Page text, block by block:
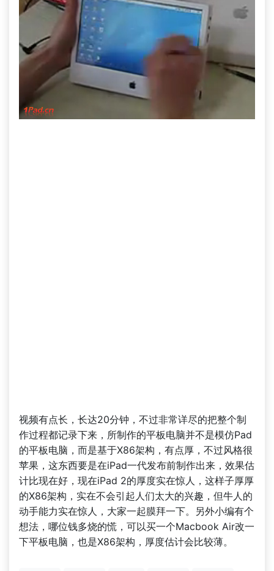
视频有点长，长达20分钟，不过非常详尽的把整个制
作过程都记录下来，所制作的平板电脑并不是模仿Pad
的平板电脑，而是基于X86架构，有点厚，不过风格很
苹果，这东西要是在iPad一代发布前制作出来，效果估
计比现在好，现在iPad 2的厚度实在惊人，这样子厚厚
的X86架构，实在不会引起人们太大的兴趣，但牛人的
动手能力实在惊人，大家一起膜拜一下。另外小编有个
想法，哪位钱多烧的慌，可以买一个Macbook Air改一
下平板电脑，也是X86架构，厚度估计会比较薄。